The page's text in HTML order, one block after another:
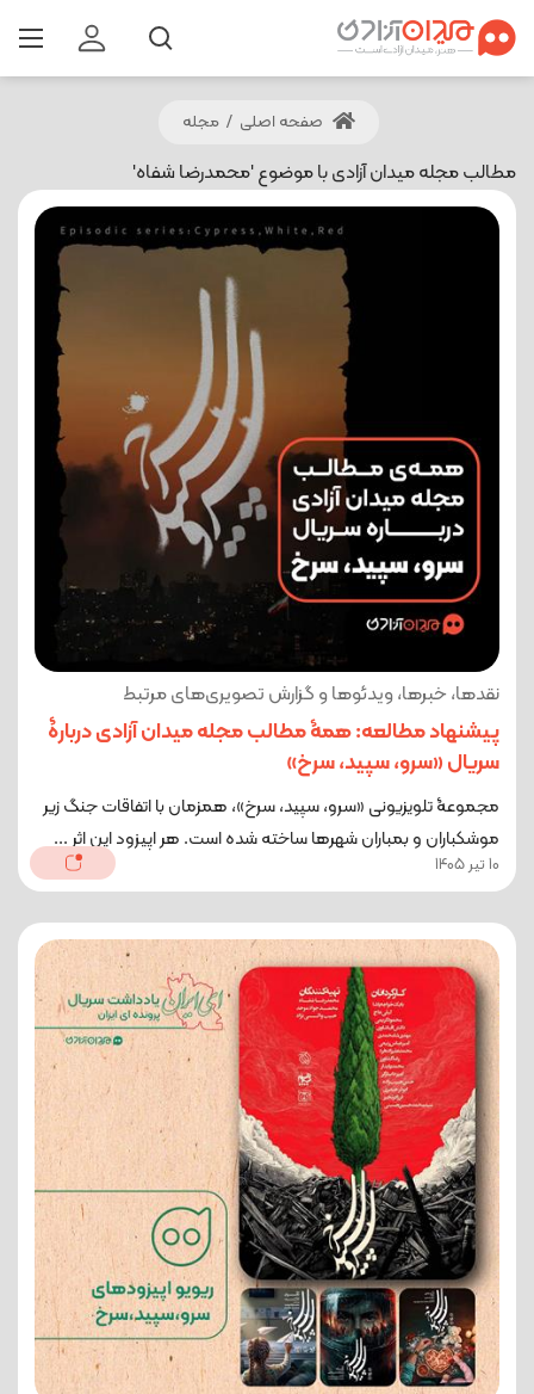
صفحه اصلی / مجله
مطالب مجله میدان آزادی با موضوع 'محمدرضا شفاه'
نقدها، خبرها، ویدئوها و گزارش تصویری‌های مرتبط
پیشنهاد مطالعه: همۀ مطالب مجله میدان آزادی دربارۀ
سریال «سرو، سپید، سرخ»
مجموعۀ تلویزیونی «سرو، سپید، سرخ»، همزمان با اتفاقات جنگ زیر
موشکباران و بمباران شهرها ساخته شده است. هر اپیزود این اثر ...
10 تیر 1405